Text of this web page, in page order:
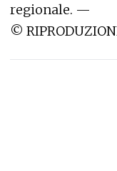
regionale. —
©